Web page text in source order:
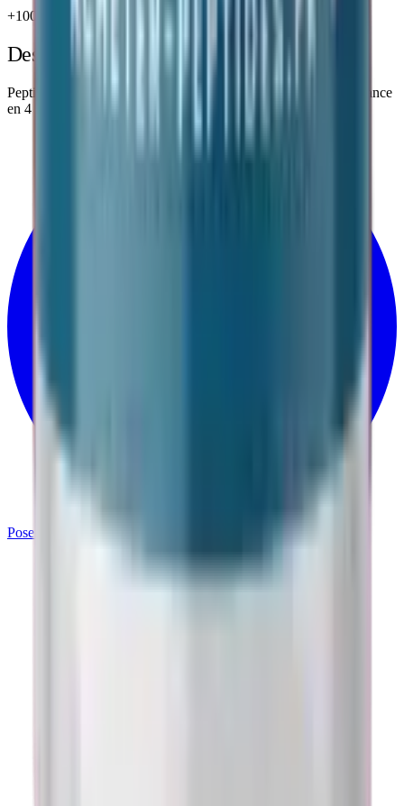
+1000 membres actifs
Des questions sur nos peptides ?
Peptides de recherche grade scientifique. Livraison suivie en France
en 4 à 9 jours
Poser votre question